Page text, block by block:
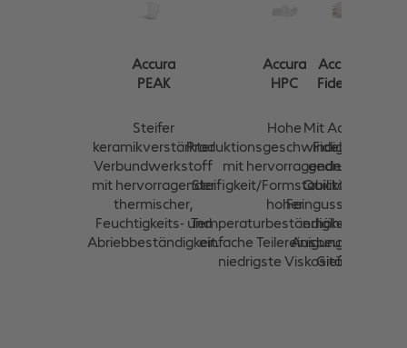
Accura
PEAK
Steifer
keramikverstärkter
Verbundwerkstoff
mit hervorragender
thermischer,
Feuchtigkeits- und
Abriebbeständigkeit.
Accura
HPC
Hohe
Produktionsgeschwindigkeiten
mit hervorragender
Steifigkeit/Formstabilität und
hoher
Temperaturbeständigkeit. Für
einfache Teilereinigung und
niedrigste Viskosität.
Accura
Fidelity
Mit Accura®
Fidelity™
gedruckte
QuickCast®-
Feingussmodelle
erhöhen die
Ausbeute beim
Gießen.